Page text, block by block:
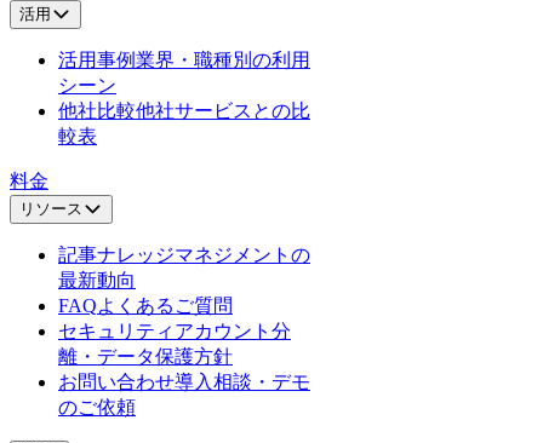
活用
活用事例業界・職種別の利用
シーン
他社比較他社サービスとの比
較表
料金
リソース
記事ナレッジマネジメントの
最新動向
FAQよくあるご質問
セキュリティ アカウント分
離・データ保護方針
お問い合わせ導入相談・デモ
のご依頼